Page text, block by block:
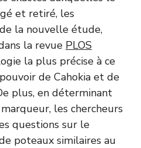
et retiré, les
la nouvelle étude,
la revue PLOS
la plus précise à ce
de Cahokia et de
plus, en déterminant
les chercheurs
questions sur le
poteaux similaires au